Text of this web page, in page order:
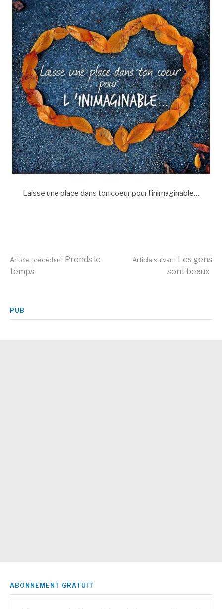
Laisse une place dans ton coeur pour l’inimaginable…
Lire
la
Article précédent Prends le
temps
Article suivant Les gens
sont beaux
PUB
ABONNEMENT GRATUIT